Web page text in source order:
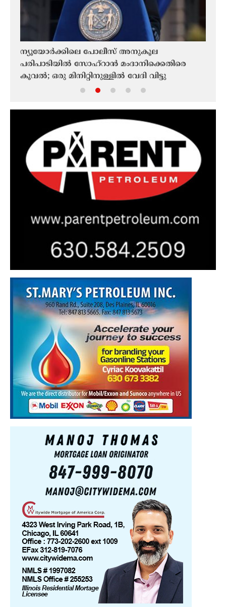
ന്യൂയോർക്കിലെ പോലീസ് അനുകൂല
പരിപാടിയിൽ സോഹ്‌റാൻ മംദാനിക്കെതിരെ
കൂവൽ; ഒരു മിനിറ്റിനുള്ളിൽ വേദി വിട്ടു